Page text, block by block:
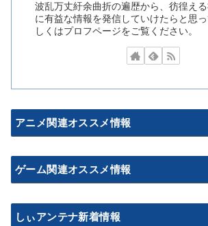
波乱万丈紆余曲折の遍歴から、彷徨え
に有益な情報を発信していけたらと思
しくはプロフページをご覧ください。
アニメ関連オススメ情報
ゲーム関連オススメ情報
しぃアンテナ新着情報